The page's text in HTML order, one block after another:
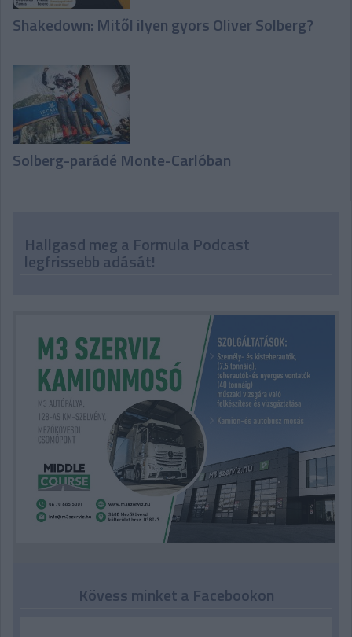
Shakedown: Mitől ilyen gyors Oliver Solberg?
Solberg-parádé Monte-Carlóban
Hallgasd meg a Formula Podcast
legfrissebb adását!
Kövess minket a Facebookon